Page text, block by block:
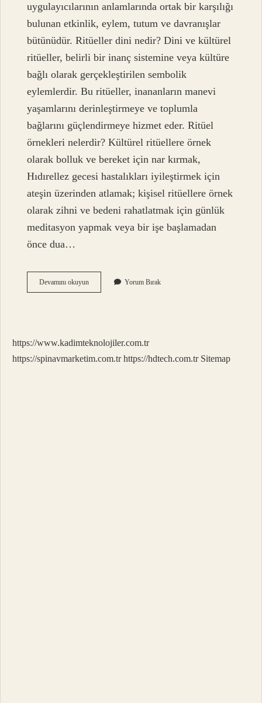
uygulayıcılarının anlamlarında ortak bir karşılığı
bulunan etkinlik, eylem, tutum ve davranışlar
bütünüdür. Ritüeller dini nedir? Dini ve kültürel
ritüeller, belirli bir inanç sistemine veya kültüre
bağlı olarak gerçekleştirilen sembolik
eylemlerdir. Bu ritüeller, inananların manevi
yaşamlarını derinleştirmeye ve toplumla
bağlarını güçlendirmeye hizmet eder. Ritüel
örnekleri nelerdir? Kültürel ritüellere örnek
olarak bolluk ve bereket için nar kırmak,
Hıdırellez gecesi hastalıkları iyileştirmek için
ateşin üzerinden atlamak; kişisel ritüellere örnek
olarak zihni ve bedeni rahatlatmak için günlük
meditasyon yapmak veya bir işe başlamadan
önce dua…
Devamını okuyunRitüel
Din
Yorum Bırak
https://www.kadimteknolojiler.com.tr
https://spinavmarketim.com.tr https://hdtech.com.tr Sitemap